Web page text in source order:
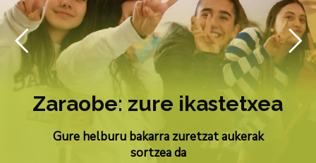
Zaraobe: zure ikastetxea
Gure helburu bakarra zuretzat aukerak
sortzea da